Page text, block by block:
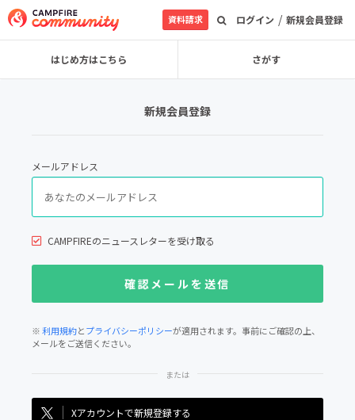
ログイン / 新規会員登録
資料請求
はじめ方はこちら さがす
新規会員登録
メールアドレス
CAMPFIREのニュースレターを受け取る
※利用規約とプライバシーポリシーが適用されます。事前にご確認の上、
メールをご送信ください。
Xアカウントで新規登録する